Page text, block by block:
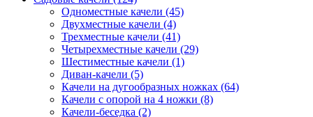
Одноместные качели (45)
Двухместные качели (4)
Трехместные качели (41)
Четырехместные качели (29)
Шестиместные качели (1)
Диван-качели (5)
Качели на дугообразных ножках (64)
Качели с опорой на 4 ножки (8)
Качели-беседка (2)